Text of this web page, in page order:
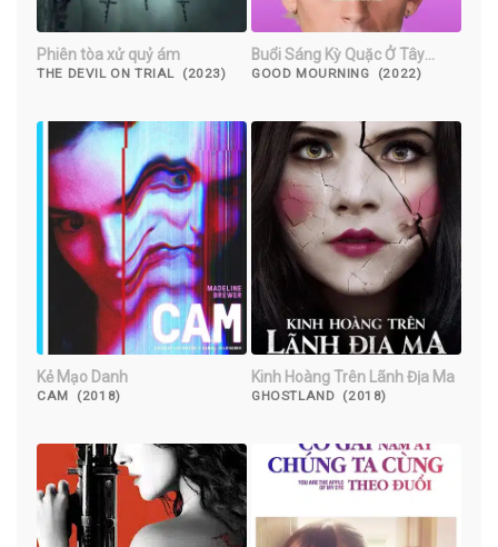
Phiên tòa xử quỷ ám
THE DEVIL ON TRIAL (2023)
Buổi Sáng Kỳ Quặc Ở Tây
Hollywood
GOOD MOURNING (2022)
Kẻ Mạo Danh
CAM (2018)
Kinh Hoàng Trên Lãnh Địa Ma
GHOSTLAND (2018)